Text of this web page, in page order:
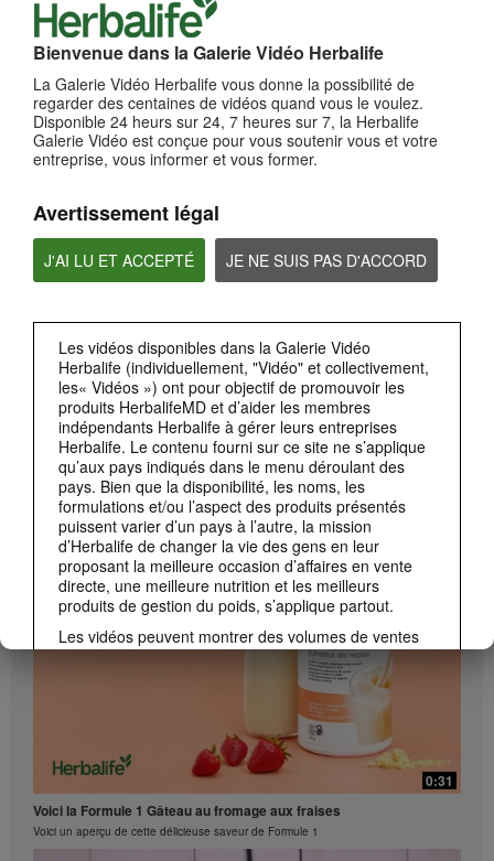
Bienvenue dans la Galerie Vidéo Herbalife
La Galerie Vidéo Herbalife vous donne la possibilité de
regarder des centaines de vidéos quand vous le voulez.
Disponible 24 heurs sur 24, 7 heures sur 7, la Herbalife
Galerie Vidéo est conçue pour vous soutenir vous et votre
entreprise, vous informer et vous former.
Avertissement légal
J'AI LU ET ACCEPTÉ JE NE SUIS PAS D'ACCORD
Les vidéos disponibles dans la Galerie Vidéo
Herbalife (individuellement, "Vidéo" et collectivement,
les« Vidéos ») ont pour objectif de promouvoir les
produits HerbalifeMD et d’aider les membres
indépendants Herbalife à gérer leurs entreprises
Herbalife. Le contenu fourni sur ce site ne s’applique
qu’aux pays indiqués dans le menu déroulant des
pays. Bien que la disponibilité, les noms, les
formulations et/ou l’aspect des produits présentés
puissent varier d’un pays à l’autre, la mission
d’Herbalife de changer la vie des gens en leur
proposant la meilleure occasion d’affaires en vente
directe, une meilleure nutrition et les meilleurs
produits de gestion du poids, s’applique partout.
Les vidéos peuvent montrer des volumes de ventes
ou des occasions de gains de certains membres
indépendants Herbalife se situant à différents niveaux
du Plan de Marketing et résidant dans divers pays.
Les revenus présentés ne concernent que les
personnes dont la situation est décrite ici ; ils ne sont
pas une garantie de revenu et ne sont pas
représentatifs. Pour obtenir plus d’informations sur
l’État de la rémunération typique correspondant au
pays où vous dirigez votre entreprise, veuillez
consulter le site Herbalife.com ou
cafr.MyHerbalife.com.
ÉVÉNEMENTS HERBALIFE
RÉCITS DE RÉUSSITES
LES OUTILS TECHNOLOGIES
PRODUITS
Connaître les produits : Perturbateur de graisses alimentaires
Le Dr Luigi Gratton explique les avantages du Perturbateur de graisses alimentaires
0:31
Voici la Formule 1 Gâteau au fromage aux fraises
Voici un aperçu de cette délicieuse saveur de Formule 1